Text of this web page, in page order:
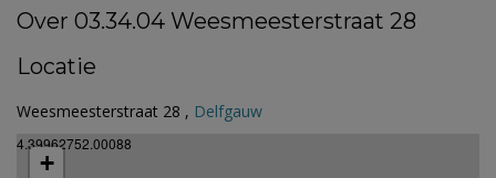
Over 03.34.04 Weesmeesterstraat 28
Locatie
Weesmeesterstraat 28 , Delfgauw
4.39962752.00088
+